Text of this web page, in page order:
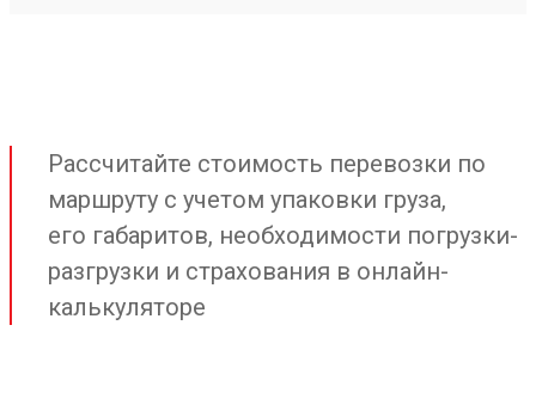
Рассчитайте стоимость перевозки по
маршруту с учетом упаковки груза,
его габаритов, необходимости погрузки-
разгрузки и страхования в онлайн-
калькуляторе